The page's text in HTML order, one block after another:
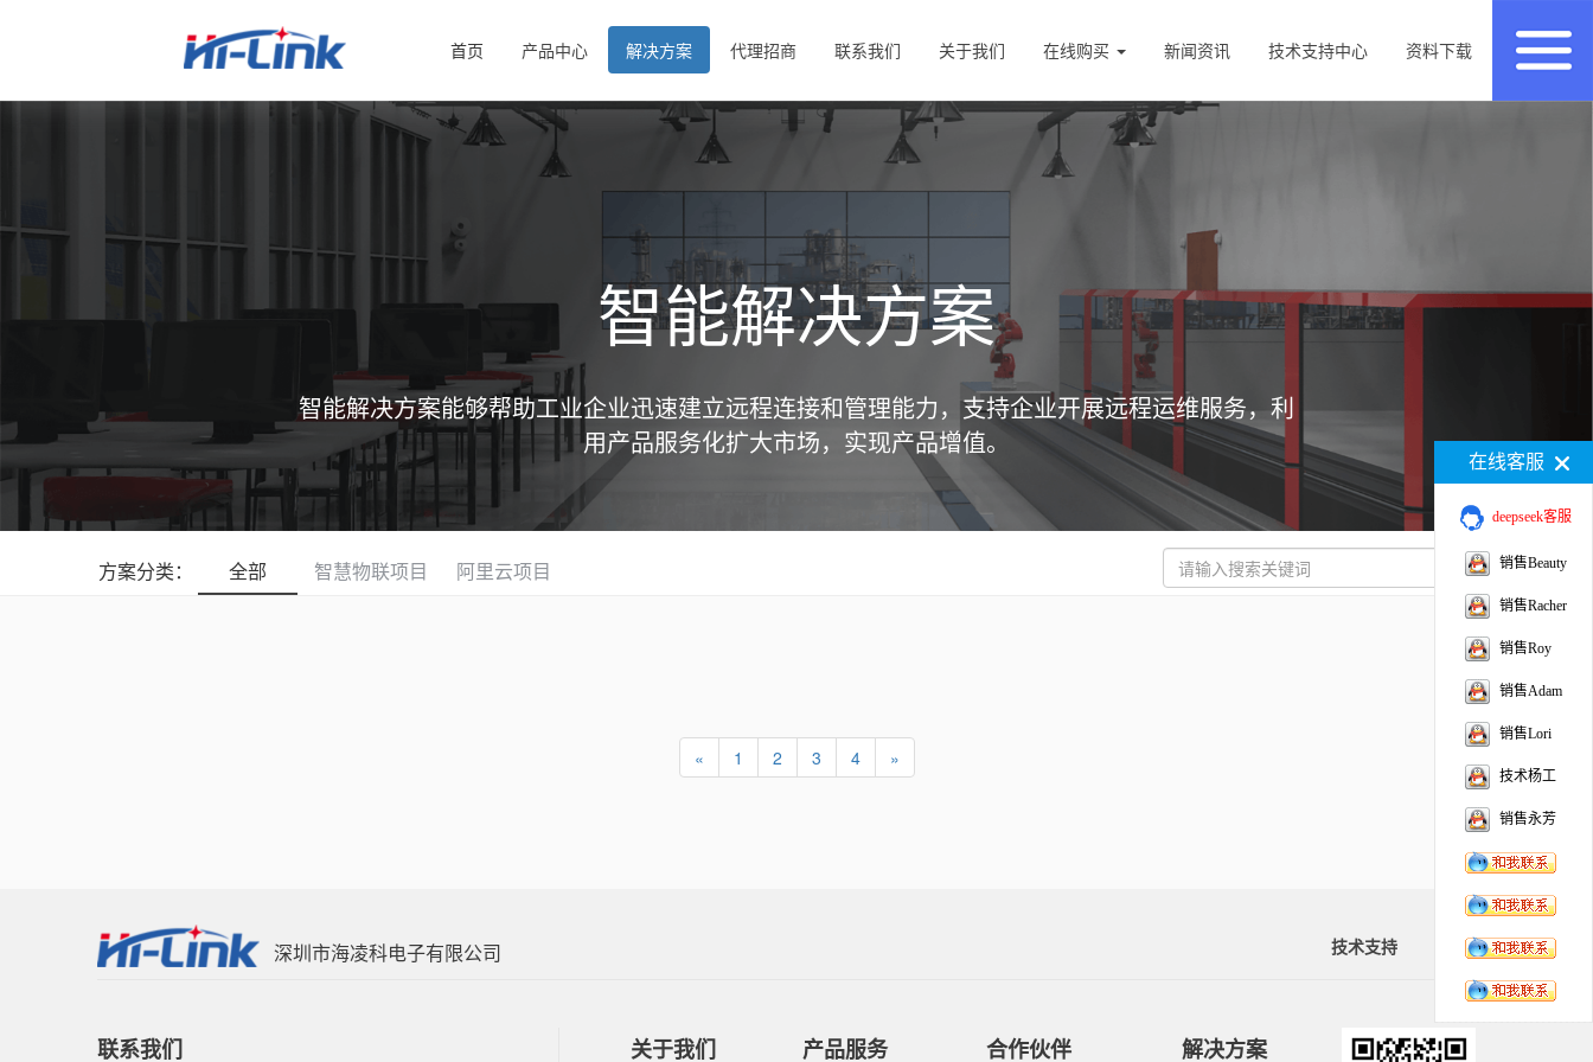
首页 产品中心 解决方案 代理招商 联系我们 关于我们 在线购买 新闻资讯 技术支持中心 资料下载
智能解决方案
智能解决方案能够帮助工业企业迅速建立远程连接和管理能力，支持企业开展远程运维服务，利
用产品服务化扩大市场，实现产品增值。
方案分类： 全部 智慧物联项目 阿里云项目
« 1 2 3 4 »
深圳市海凌科电子有限公司 技术支持 资料下载
联系我们 关于我们 产品服务 合作伙伴 解决方案
在线客服
deepseek客服
销售Beauty
销售Racher
销售Roy
销售Adam
销售Lori
技术杨工
销售永芳